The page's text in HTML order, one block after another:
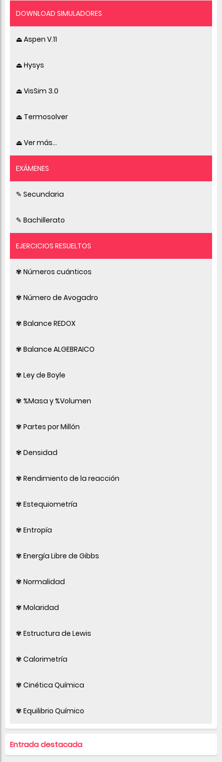
DOWNLOAD SIMULADORES
⏏ Aspen V.11
⏏ Hysys
⏏ VisSim 3.0
⏏ Termosolver
⏏ Ver más...
EXÁMENES
✎ Secundaria
✎ Bachillerato
EJERCICIOS RESUELTOS
✾ Números cuánticos
✾ Número de Avogadro
✾ Balance REDOX
✾ Balance ALGEBRAICO
✾ Ley de Boyle
✾ %Masa y %Volumen
✾ Partes por Millón
✾ Densidad
✾ Rendimiento de la reacción
✾ Estequiometría
✾ Entropía
✾ Energía Libre de Gibbs
✾ Normalidad
✾ Molaridad
✾ Estructura de Lewis
✾ Calorimetría
✾ Cinética Química
✾ Equilibrio Químico
Entrada destacada